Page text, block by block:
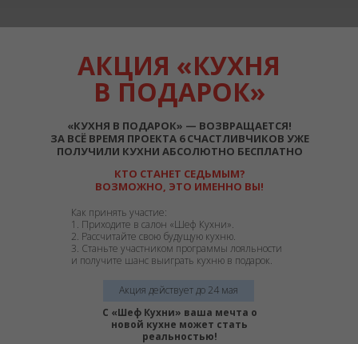
КТО СТАНЕТ СЕДЬМЫМ?
ВОЗМОЖНО, ЭТО ИМЕННО ВЫ!
«КУХНЯ В ПОДАРОК» — ВОЗВРАЩАЕТСЯ!
ЗА ВСЁ ВРЕМЯ ПРОЕКТА 6 СЧАСТЛИВЧИКОВ УЖЕ
ПОЛУЧИЛИ КУХНИ АБСОЛЮТНО БЕСПЛАТНО
Акция действует до 24 мая
С «Шеф Кухни» ваша мечта о
новой кухне может стать
реальностью!
Как принять участие:
1. Приходите в салон «Шеф Кухни».
2. Рассчитайте свою будущую кухню.
3. Станьте участником программы лояльности
и получите шанс выиграть кухню в подарок.
АКЦИЯ «КУХНЯ
В ПОДАРОК»